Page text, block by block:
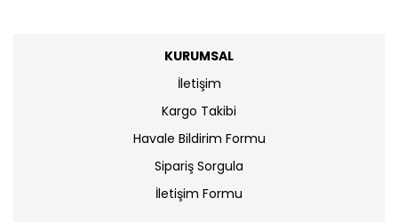
KURUMSAL
İletişim
Kargo Takibi
Havale Bildirim Formu
Sipariş Sorgula
İletişim Formu